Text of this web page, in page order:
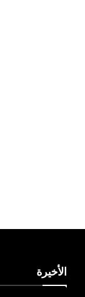
الأخيرة